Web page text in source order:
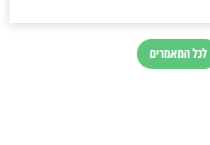
בלי שקיפות ועם הרבה
שאלה